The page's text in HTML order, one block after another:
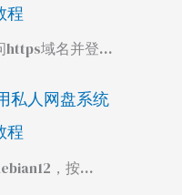
程
https域名并登…
私人网盘系统
程
，按…